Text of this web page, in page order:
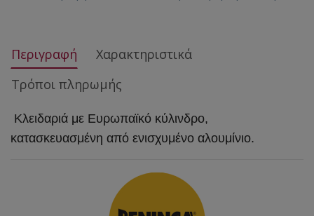
Περιγραφή
Χαρακτηριστικά
Τρόποι πληρωμής
Κλειδαριά με Ευρωπαϊκό κύλινδρο,
κατασκευασμένη από ενισχυμένο αλουμίνιο.